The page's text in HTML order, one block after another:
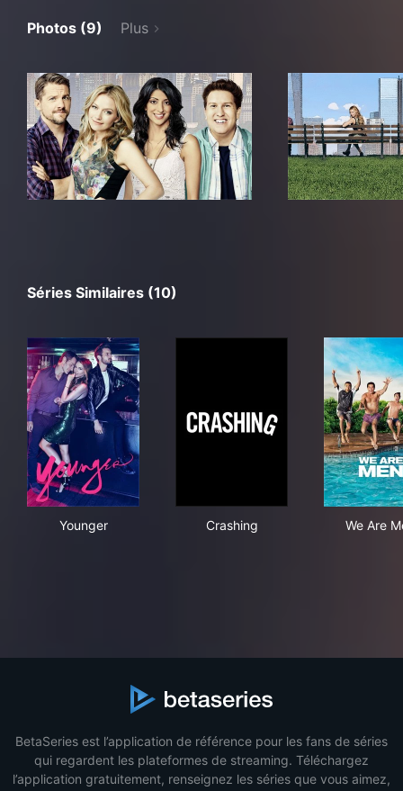
Photos (9) Plus
Séries Similaires (10)
Younger Crashing We Are
BetaSeries est l’application de référence pour les fans de séries
qui regardent les plateformes de streaming. Téléchargez
l’application gratuitement, renseignez les séries que vous aimez,